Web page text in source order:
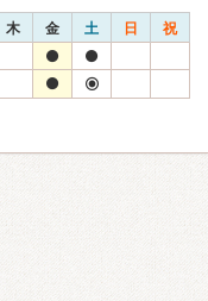
木 金 土 日 祝